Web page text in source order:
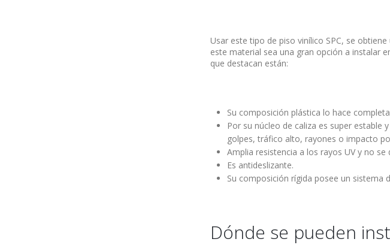
Usar este tipo de piso vinílico SPC, se obtiene
este material sea una gran opción a instalar
que destacan están:
Su composición plástica lo hace
Por su núcleo de caliza es super estable
golpes, tráfico alto, rayones o impacto
Amplia resistencia a los rayos UV y no
Es antideslizante.
Su composición rígida posee un sistema
Dónde se pueden